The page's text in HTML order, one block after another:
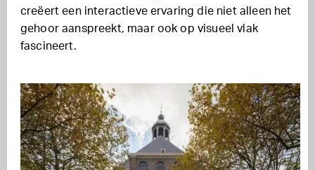
creëert een interactieve ervaring die niet alleen het
gehoor aanspreekt, maar ook op visueel vlak
fascineert.